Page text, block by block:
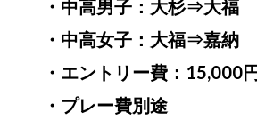
・中高男子：大杉⇒大福
・中高女子：大福⇒嘉納
・エントリー費：15,000
・プレー費別途